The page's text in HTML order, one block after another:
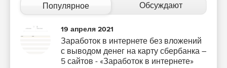
Популярное Обсуждают
19 апреля 2021
Заработок в интернете без вложений
с выводом денег на карту сбербанка –
5 сайтов - «Заработок в интернете»